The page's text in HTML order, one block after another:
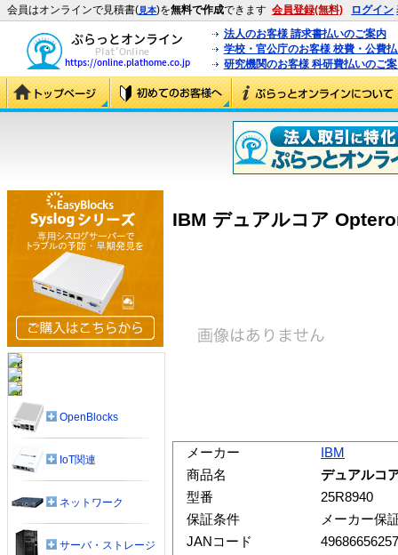
会員はオンラインで見積書(見本)を無料で作成できます 会員登録(無料) ログイン
法人のお客様 請求書払いのご案内
学校・官公庁のお客様 校費・公費
研究機関のお客様 科研費払いのご
IBM デュアルコア
メーカー
IBM
商品名
デュアルコ
型番
25R8940
保証条件
メーカー保
JANコード
OpenBlocks
IoT関連
ネットワーク
サーバ・ストレージ